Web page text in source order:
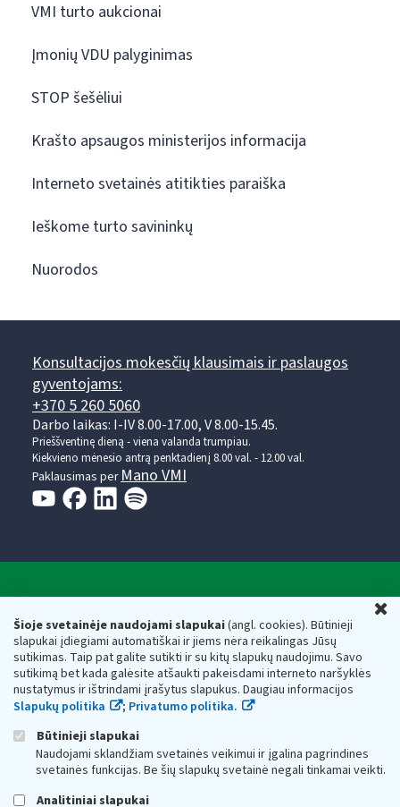
Šioje svetainėje naudojami slapukai(angl. cookies). Būtinieji
slapukai įdiegiami automatiškai ir jiems nėra reikalingas Jūsų
sutikimas. Taip pat galite sutikti ir su kitų slapukų naudojimu. Savo
sutikimą bet kada galėsite atšaukti pakeisdami interneto naršyklės
nustatymus ir ištrindami įrašytus slapukus. Daugiau informacijos
Slapukų politika
; Privatumo politika.
Būtinieji slapukai
Naudojami sklandžiam svetainės veikimui ir įgalina pagrindines
svetainės funkcijas. Be šių slapukų svetainė negali tinkamai veikti.
Analitiniai slapukai
VMI turto aukcionai
Įmonių VDU palyginimas
STOP šešėliui
Krašto apsaugos ministerijos informacija
Interneto svetainės atitikties paraiška
Ieškome turto savininkų
Nuorodos
Konsultacijos mokesčių klausimais ir paslaugos
gyventojams:
+370 5 260 5060
Darbo laikas: I-IV 8.00-17.00, V 8.00-15.45.
Prieššventinę dieną - viena valanda trumpiau.
Kiekvieno mėnesio antrą penktadienį 8.00 val. - 12.00 val.
Paklausimas perMano VMI
Valstybinė mokesčių inspekcija prie Lietuvos
Respublikos finansų ministerijos
Biudžetinė įstaiga. Juridinio asmens kodas — 188659752,
adresas: Vasario 16-osios g. 14, 01107 Vilnius, Lietuva, el.paštas:
vmi@vmi.lt , E. pristatymo dėžutės adresas 188659752
Duomenys apie Valstybinę mokesčių inspekciją prie Lietuvos
Respublikos finansų ministerijos kaupiami ir saugomi Juridinių